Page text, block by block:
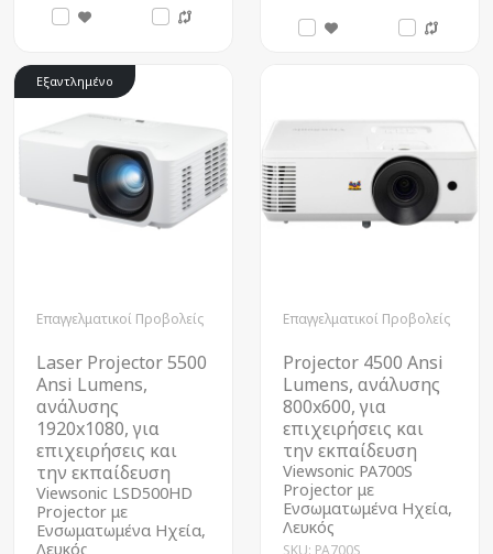
Εξαντλημένο
Επαγγελματικοί Προβολείς
Laser Projector 5500
Ansi Lumens,
ανάλυσης
1920x1080, για
επιχειρήσεις και
την εκπαίδευση
Viewsonic LSD500HD
Projector με
Ενσωματωμένα Ηχεία,
Λευκός
Επαγγελματικοί Προβολείς
Projector 4500 Ansi
Lumens, ανάλυσης
800x600, για
επιχειρήσεις και
την εκπαίδευση
Viewsonic PA700S
Projector με
Ενσωματωμένα Ηχεία,
Λευκός
SKU: PA700S